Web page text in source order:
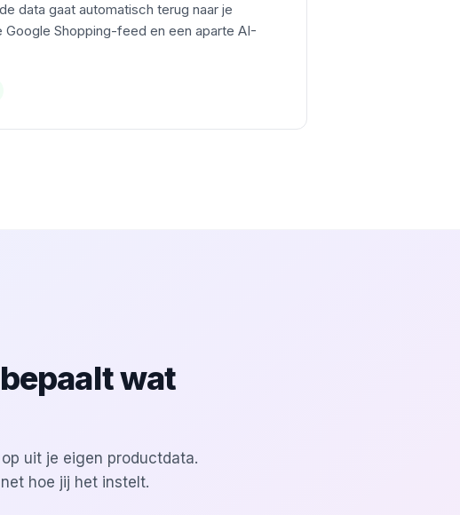
data gaat automatisch terug naar je
Google Shopping-feed en een aparte AI-
wat
uit je eigen productdata.
hoe jij het instelt.